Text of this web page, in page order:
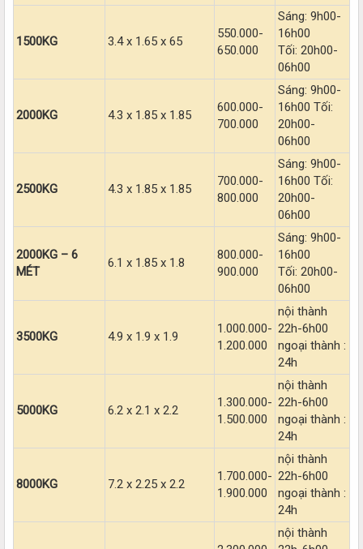
1500KG 3.4 x 1.65 x 65
550.000-
650.000
Sáng: 9h00-
16h00
Tối: 20h00-
06h00
2000KG 4.3 x 1.85 x 1.85
600.000-
700.000
Sáng: 9h00-
16h00 Tối:
20h00-
06h00
2500KG 4.3 x 1.85 x 1.85
700.000-
800.000
Sáng: 9h00-
16h00 Tối:
20h00-
06h00
2000KG – 6
MÉT
6.1 x 1.85 x 1.8
800.000-
900.000
Sáng: 9h00-
16h00
Tối: 20h00-
06h00
3500KG 4.9 x 1.9 x 1.9
1.000.000-
1.200.000
nội thành
22h-6h00
ngoại thành :
24h
5000KG 6.2 x 2.1 x 2.2
1.300.000-
1.500.000
nội thành
22h-6h00
ngoại thành :
24h
8000KG 7.2 x 2.25 x 2.2
1.700.000-
1.900.000
nội thành
22h-6h00
ngoại thành :
24h
nội thành